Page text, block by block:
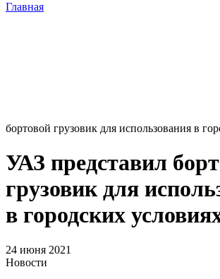
Главная
бортовой грузовик для использования в
УАЗ представил
грузовик для
в городских
24 июня 2021
Новости